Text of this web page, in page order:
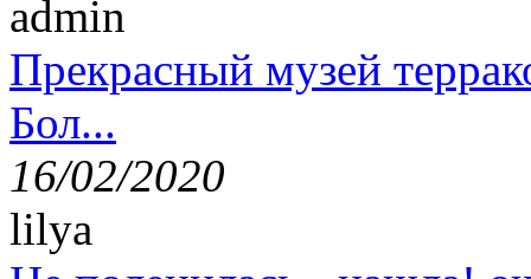
admin
Прекрасный музей
Бол...
16/02/2020
lilya